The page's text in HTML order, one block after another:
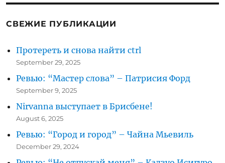
СВЕЖИЕ ПУБЛИКАЦИИ
Протереть и снова найти ctrl
September 29, 2025
Ревью: “Мастер слова” – Патрисия Форд
September 9, 2025
Nirvanna выступает в Брисбене!
August 6, 2025
Ревью: “Город и город” – Чайна Мьевиль
December 29, 2024